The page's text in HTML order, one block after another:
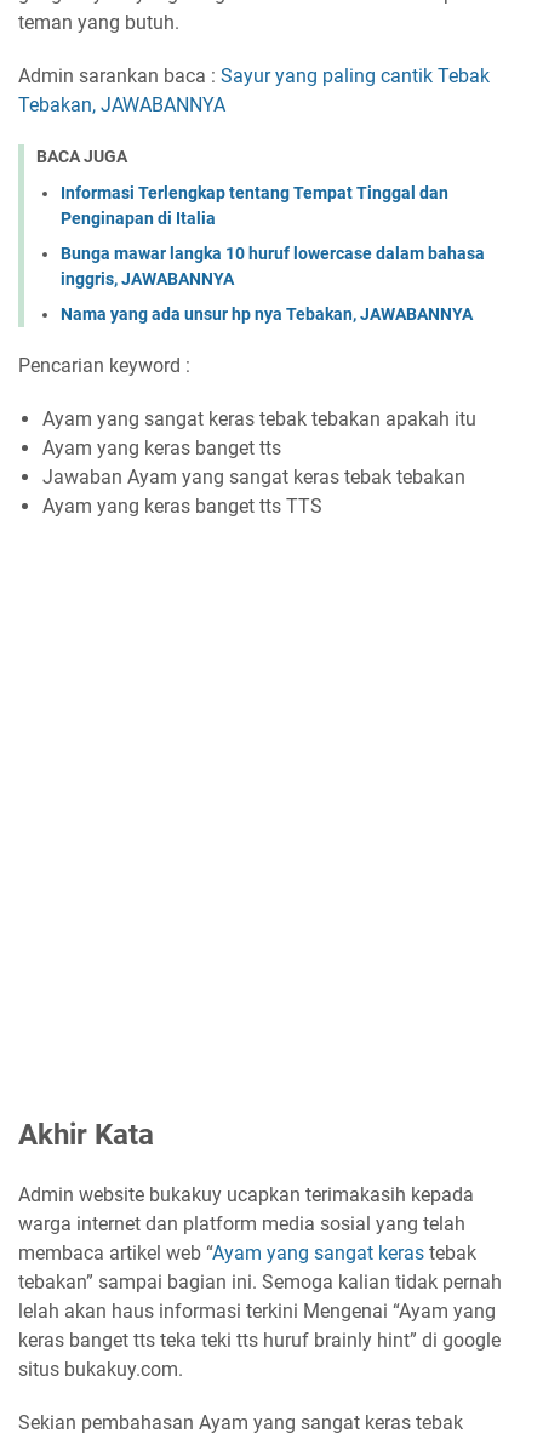
teman yang butuh.
Admin sarankan baca : Sayur yang paling cantik Tebak
Tebakan, JAWABANNYA
BACA JUGA
Informasi Terlengkap tentang Tempat Tinggal dan
Penginapan di Italia
Bunga mawar langka 10 huruf lowercase dalam bahasa
inggris, JAWABANNYA
Nama yang ada unsur hp nya Tebakan, JAWABANNYA
Pencarian keyword :
Ayam yang sangat keras tebak tebakan apakah itu
Ayam yang keras banget tts
Jawaban Ayam yang sangat keras tebak tebakan
Ayam yang keras banget tts TTS
Akhir Kata
Admin website bukakuy ucapkan terimakasih kepada
warga internet dan platform media sosial yang telah
membaca artikel web “Ayam yang sangat keras tebak
tebakan” sampai bagian ini. Semoga kalian tidak pernah
lelah akan haus informasi terkini Mengenai “Ayam yang
keras banget tts teka teki tts huruf brainly hint” di google
situs bukakuy.com.
Sekian pembahasan Ayam yang sangat keras tebak